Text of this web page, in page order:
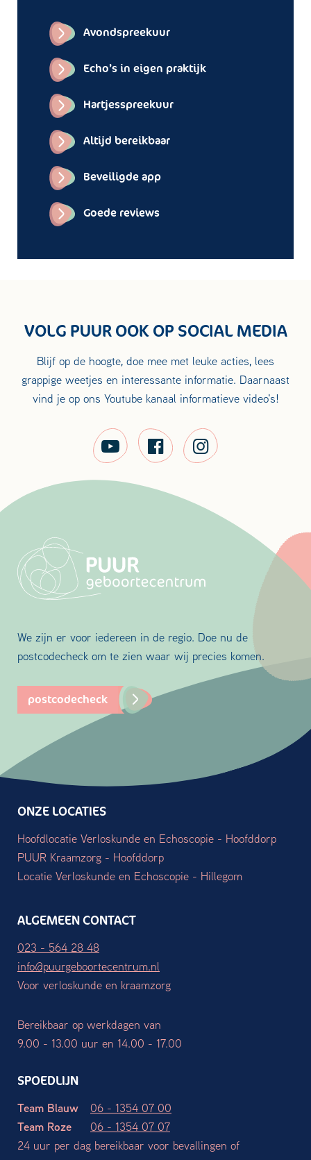
Avondspreekuur
Echo’s in eigen praktijk
Hartjesspreekuur
Altijd bereikbaar
Beveiligde app
Goede reviews
VOLG PUUR OOK OP SOCIAL MEDIA
Blijf op de hoogte, doe mee met leuke acties, lees
grappige weetjes en interessante informatie. Daarnaast
vind je op ons Youtube kanaal informatieve video's!
We zijn er voor iedereen in de regio. Doe nu de
postcodecheck om te zien waar wij precies komen.
postcodecheck
ONZE LOCATIES
Hoofdlocatie Verloskunde en Echoscopie - Hoofddorp
PUUR Kraamzorg - Hoofddorp
Locatie Verloskunde en Echoscopie - Hillegom
ALGEMEEN CONTACT
023 - 564 28 48
info@puurgeboortecentrum.nl
Voor verloskunde en kraamzorg
Bereikbaar op werkdagen van
9.00 - 13.00 uur en 14.00 - 17.00
SPOEDLIJN
Team Blauw
06 - 1354 07 00
Team Roze
06 - 1354 07 07
24 uur per dag bereikbaar voor bevallingen of